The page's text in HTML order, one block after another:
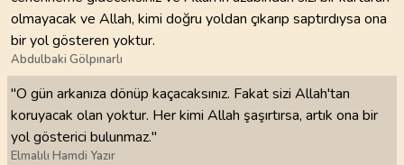
olmayacak ve Allah, kimi doğru yoldan çıkarıp saptırdıysa ona
bir yol gösteren yoktur.
Abdulbaki Gölpınarlı
"O gün arkanıza dönüp kaçacaksınız. Fakat sizi Allah'tan
koruyacak olan yoktur. Her kimi Allah şaşırtırsa, artık ona bir
yol gösterici bulunmaz."
Elmalılı Hamdi Yazır